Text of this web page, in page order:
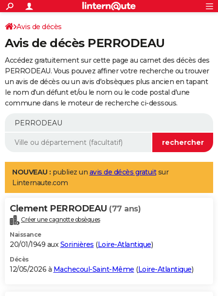
ACTUALITÉS
Politique
Société
Faits Divers
Education
Monde
Villes
+
SPORT
Coupe du monde 2026
Football
Tennis
Cyclisme
Rugby
Forum
Programme TV
TNT
Streaming
Cinéma
Sorties cinéma
Musique
+
FINANCE
Impôts
Immobilier
Risques naturels par ville
Banque
Assurance
Crédit
AUTO
Essais
Réserver un essai
Citadines
Berlines
SUV
Forum auto
+
Mobiles
Meilleur smartphone
Internet
Ordinateurs
Jeux vidéo
Guide high-tech
Aménagement intérieur
LIFESTYLE
Art de vivre
Bien-être
Loisirs
Mode
Modes de vie
Alimentation
Guide de la santé
Maladies
Médicaments
Sommeil
VOYAGE
Destinations
City break
Voyage nature
Voyage de noces
Forum
Climat
+PHOTO
GUIDES D'ACHAT
BONS PLANS
Avis de décès
Avis de décès PERRODEAU
Accédez gratuitement sur cette page au carnet des décès des
PERRODEAU. Vous pouvez affiner votre recherche ou trouver
un avis de décès ou un avis d'obsèques plus ancien en tapant
le nom d'un défunt et/ou le nom ou le code postal d'une
commune dans le moteur de recherche ci-dessous.
NOUVEAU : publiez un avis de décès gratuitsur
Linternaute.com
Clement PERRODEAU (77 ans)
Créer une cagnotte obsèques
Naissance
20/01/1949 auxSorinières (Loire-Atlantique)
Décès
12/05/2026 à Machecoul-Saint-Même (Loire-Atlantique)